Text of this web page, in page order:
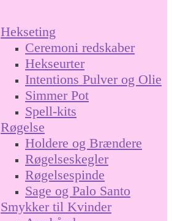
Hekseting
Ceremoni redskaber
Hekseurter
Intentions Pulver og Olie
Simmer Pot
Spell-kits
Røgelse
Holdere og Brændere
Røgelseskegler
Røgelsespinde
Sage og Palo Santo
Smykker til Kvinder